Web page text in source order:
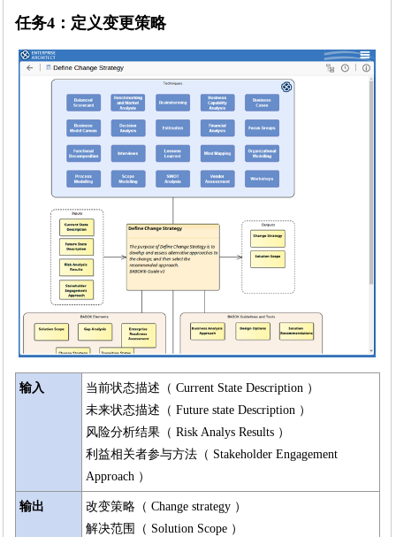
任务4：定义变更策略
输入
当前状态描述（ Current State Description ）
未来状态描述（ Future state Description ）
风险分析结果（ Risk Analys Results ）
利益相关者参与方法（ Stakeholder Engagement
Approach ）
输出
改变策略（ Change strategy ）
解决范围（ Solution Scope ）